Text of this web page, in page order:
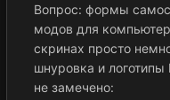
Вопрос: формы
модов для
скринах просто
шнуровка и логотипы
не замечено: